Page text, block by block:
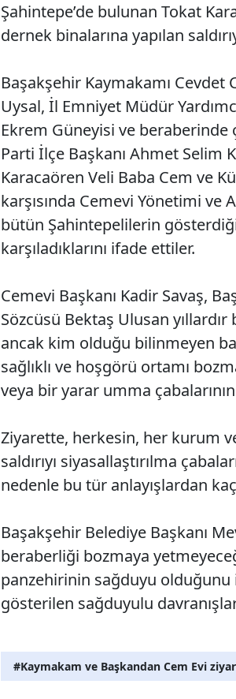
Şahintepe’de bulunan Tokat
dernek binalarına yapılan
Başakşehir Kaymakamı Cevdet
Uysal, İl Emniyet Müdür
Ekrem Güneyisi ve
Parti İlçe Başkanı Ahmet Selim
Karacaören Veli Baba Cem ve
karşısında Cemevi Yönetimi
bütün Şahintepelilerin
karşıladıklarını ifade ettiler.
Cemevi Başkanı Kadir Savaş,
Sözcüsü Bektaş Ulusan
ancak kim olduğu bilinmeyen
sağlıklı ve hoşgörü ortamı
veya bir yarar umma
Ziyarette, herkesin, her kurum
saldırıyı siyasallaştırılma
nedenle bu tür anlayışlardan
Başakşehir Belediye Başkanı
beraberliği bozmaya
panzehirinin sağduyu olduğunu
gösterilen sağduyulu
#Kaymakam ve Başkandan Cem Evi